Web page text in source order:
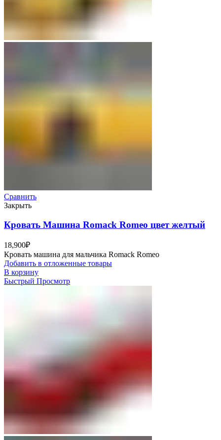
Сравнить
Закрыть
Кровать Машина Romack Romeo цвет желтый
18,900₽
Кровать машина для мальчика Romack Romeo
Добавить в отложенные товары
В корзину
Быстрый Просмотр